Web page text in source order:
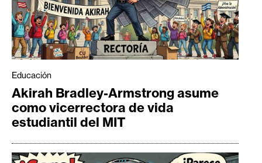
Educación
Akirah Bradley-Armstrong asume
como vicerrectora de vida
estudiantil del MIT